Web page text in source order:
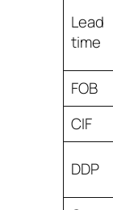
Lead
time
FOB
CIF
DDP